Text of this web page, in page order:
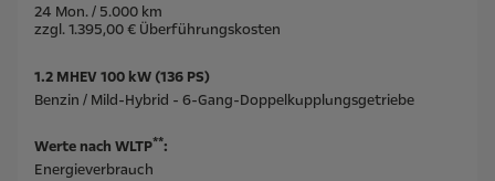
24 Mon. / 5.000 km
zzgl. 1.395,00 € Überführungskosten
1.2 MHEV 100 kW (136 PS)
Benzin / Mild-Hybrid - 6-Gang-Doppelkupplungsgetriebe
Werte nach WLTP**:
Energieverbrauch